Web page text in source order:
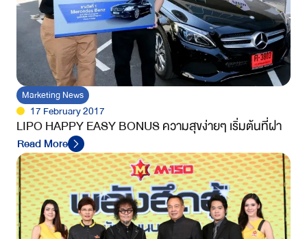
Marketing News
17 February 2017
LIPO HAPPY EASY BONUS ความสุขง่ายๆ เริ่มต้นที่ฝา
Read More